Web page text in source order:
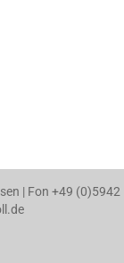
| Fon +49 (0)5942